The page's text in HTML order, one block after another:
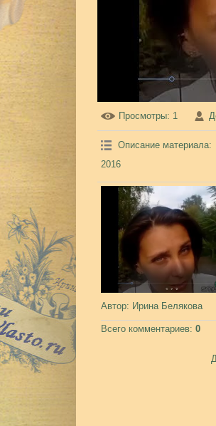
Просмотры: 1
Описание материала:
2016
Автор: Ирина Белякова
Всего комментариев: 0